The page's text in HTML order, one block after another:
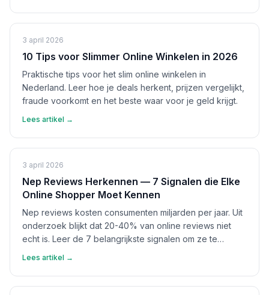
3 april 2026
10 Tips voor Slimmer Online Winkelen in 2026
Praktische tips voor het slim online winkelen in
Nederland. Leer hoe je deals herkent, prijzen vergelijkt,
fraude voorkomt en het beste waar voor je geld krijgt.
Lees artikel →
3 april 2026
Nep Reviews Herkennen — 7 Signalen die Elke
Online Shopper Moet Kennen
Nep reviews kosten consumenten miljarden per jaar. Uit
onderzoek blijkt dat 20-40% van online reviews niet
echt is. Leer de 7 belangrijkste signalen om ze te
Lees artikel →